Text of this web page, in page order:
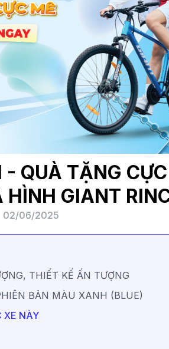
- QUÀ TẶNG
GIANT
02/06/2025
THIẾT KẾ ẤN TƯỢNG
BẢN MÀU XANH (BLUE)
XE NÀY